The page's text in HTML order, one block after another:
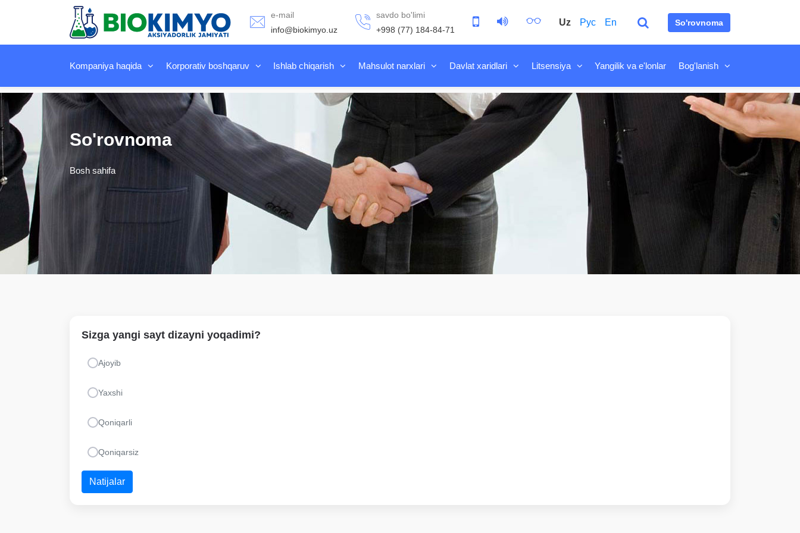
e-mail
info@biokimyo.uz
savdo bo'limi
+998 (77) 184-84-71
Uz Рус En So'rovnoma
Kompaniya haqida Korporativ boshqaruv Ishlab chiqarish Mahsulot narxlari Davlat xaridlari Litsensiya Yangilik va e'lonlar Bog'lanish
So'rovnoma
Bosh sahifa
Sizga yangi sayt dizayni yoqadimi?
Ajoyib
Yaxshi
Qoniqarli
Qoniqarsiz
Natijalar